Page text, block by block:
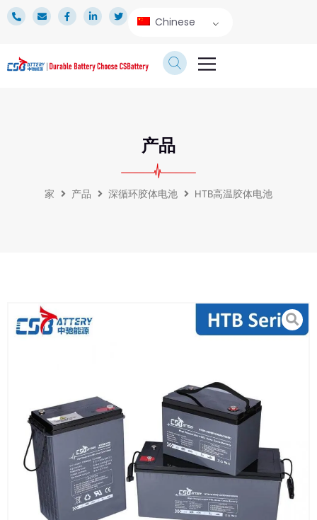
Chinese
产品
家 产品 深循环胶体电池 HTB高温胶体电池